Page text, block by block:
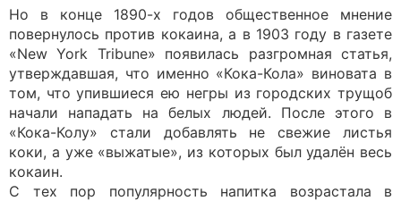
Но в конце 1890-х годов общественное мнение
повернулось против кокаина, а в 1903 году в газете
«New York Tribune» появилась разгромная статья,
утверждавшая, что именно «Кока-Кола» виновата в
том, что упившиеся ею негры из городских трущоб
начали нападать на белых людей. После этого в
«Кока-Колу» стали добавлять не свежие листья
коки, а уже «выжатые», из которых был удалён весь
кокаин.
С тех пор популярность напитка возрастала в